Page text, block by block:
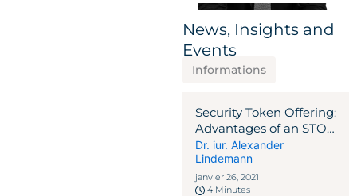
News, Insights and
Events
Informations
Security Token Offering:
Advantages of an STO
over traditional
issuance programs
NEWSLETTER 2020
Dr. iur. Alexander
Lindemann
janvier 26, 2021
4 Minutes